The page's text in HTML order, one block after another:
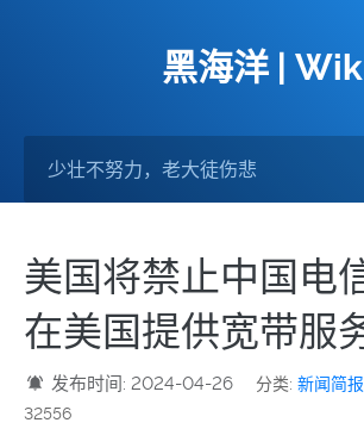
黑海洋 |
美国将禁止中国电
在美国提供宽带服
发布时间: 2024-04-26 分类:新闻简
32556